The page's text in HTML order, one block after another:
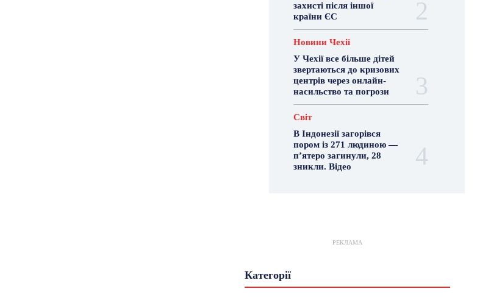
захисті після іншої
країни ЄС
Новини Чехії
У Чехії все більше дітей
звертаються до кризових
центрів через онлайн-
насильство та погрози
Світ
В Індонезії загорівся
пором із 271 людиною —
п’ятеро загинули, 28
зникли. Відео
РЕКЛАМА
КатегоріїГастрогід
Знай Чехію